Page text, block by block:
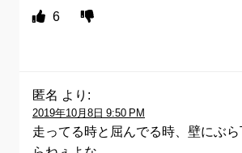
6
匿名 より:
2019年10月8日 9:50 PM
走ってる時と屈んでる時、壁にぶ